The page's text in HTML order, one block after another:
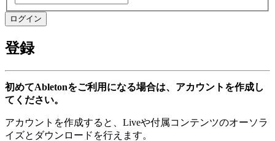
登録
初めてAbletonをご利用になる場合は、アカウントを作成し
てください。
アカウントを作成すると、Liveや付属コンテンツのオーソラ
イズとダウンロードを行えます。